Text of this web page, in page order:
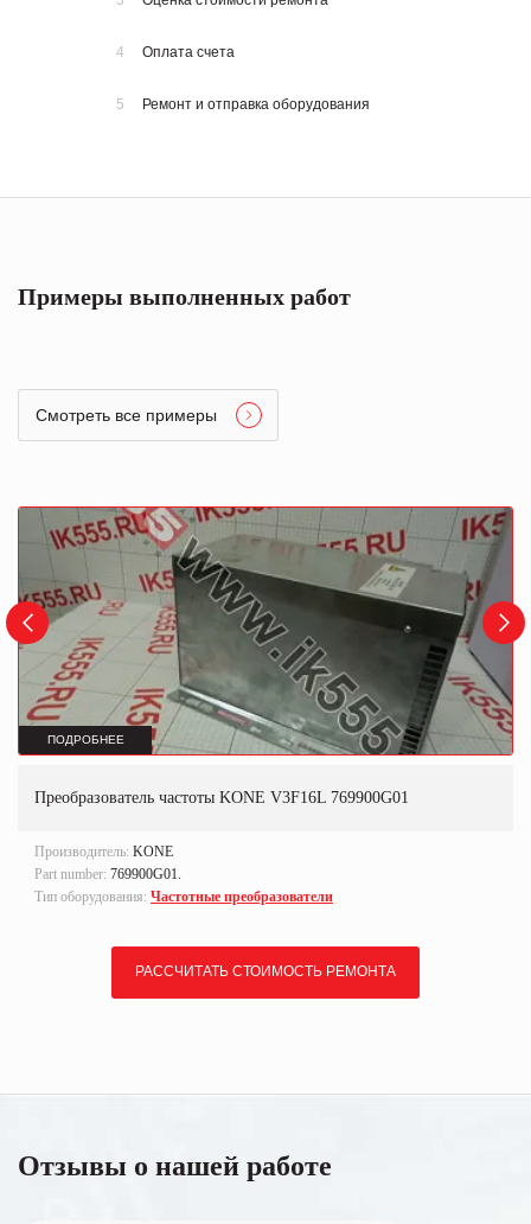
4 Оплата счета
5 Ремонт и отправка оборудования
Примеры выполненных работ
Смотреть все примеры
ПОДРОБНЕЕ
Преобразователь частоты KONE V3F16L 769900G01
Производитель: KONE
Part number: 769900G01.
Тип оборудования: Частотные преобразователи
РАССЧИТАТЬ СТОИМОСТЬ РЕМОНТА
Отзывы о нашей работе